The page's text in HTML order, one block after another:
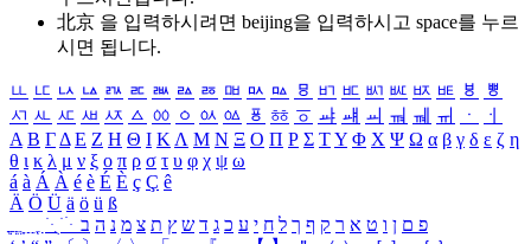
北京 을 입력하시려면 beijing을 입력하시고 space를 누르
시면 됩니다.
ㅥ ㅦ ㅧ ㅨ ㅩ ㅪ ㅫ ㅬ ㅭ ㅮ ㅯ ㅰ ㅱ ㅲ ㅳ ㅴ ㅵ ㅶ ㅷ ㅸ
ㅹ
ㅺ ㅻ ㅼ ㅽ ㅾ ㅿ ㆀ ㆁ ㆂ ㆃ ㆄ ㆅ ㆆ ㆇ ㆈ ㆉ ㆊ ㆋ ㆌ ㆍ
ㆎ
Α Β ΓΔ Ε Ζ Η Θ Ι ΚΛ Μ Ν Ξ Ο Π Ρ Σ ΤΥ Φ Χ Ψ Ω α β γ δ ε ζ η
θ ι κ λ μ ν ξ ο π ρ σ τ υ φ χ ψ ω
á à Á À é è É È ç Ç ê
Ä Ö Ü ä ö ü ß
ִֶֹ ֻּ ׁׂ פ ם ן ו ט א ר ק ף ך ל ח י ע כ ג ד ש ץ ת צ מ נ ה ב